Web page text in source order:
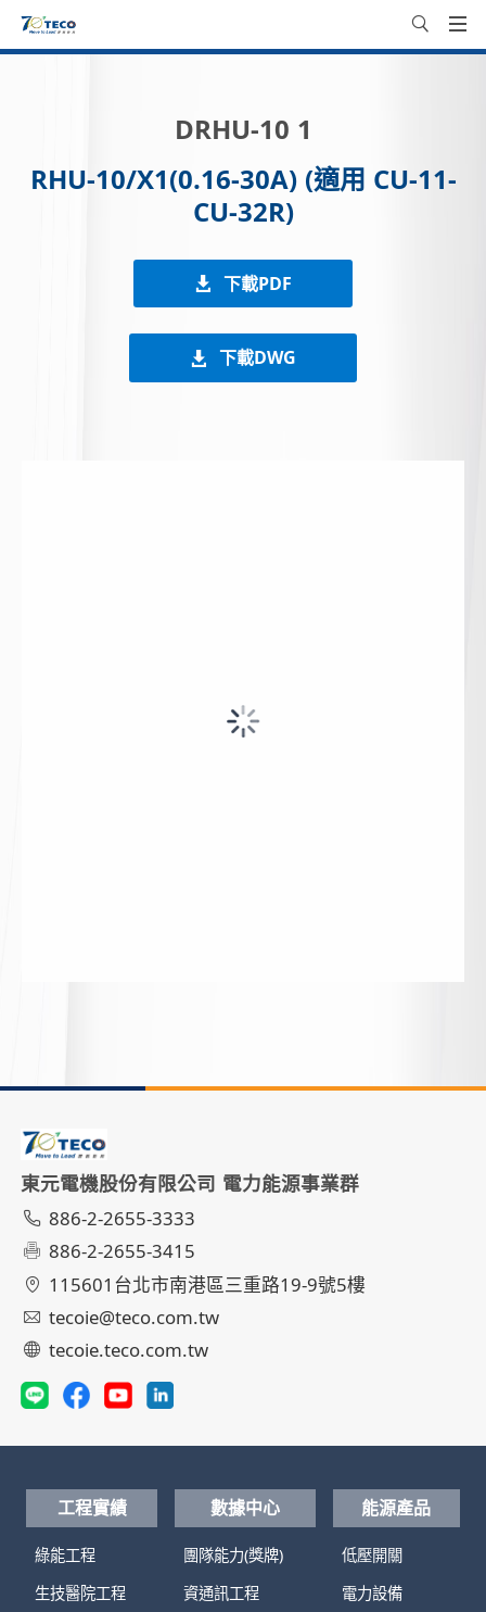
DRHU-10 1
RHU-10/X1(0.16-30A) (適用 CU-11-
CU-32R)
下載PDF
下載DWG
東元電機股份有限公司 電力能源事業群
886-2-2655-3333
886-2-2655-3415
115601台北市南港區三重路19-9號5樓
tecoie@teco.com.tw
tecoie.teco.com.tw
工程實績
綠能工程
生技醫院工程
數據中心
團隊能力(獎牌)
資通訊工程
能源產品
低壓開關
電力設備